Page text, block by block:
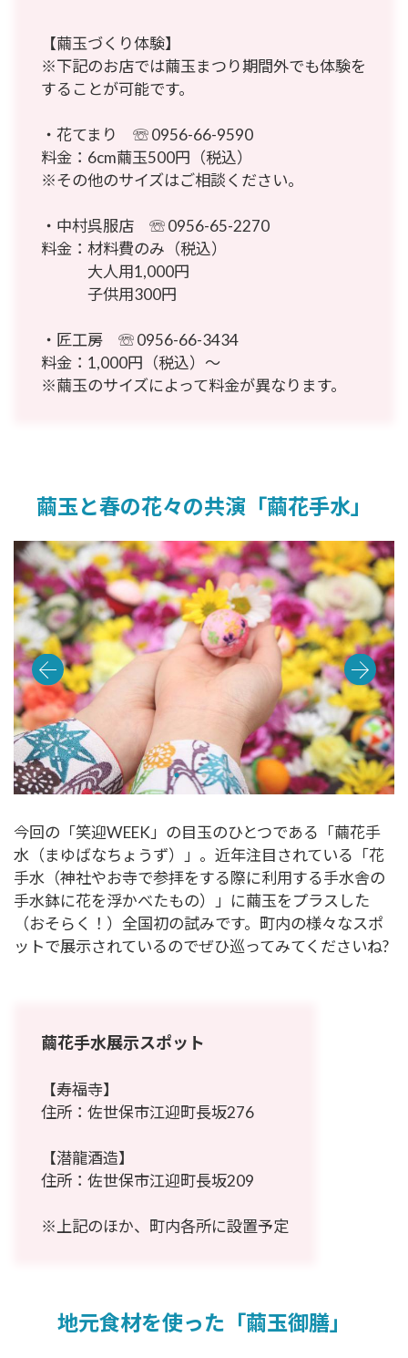
【繭玉づくり体験】
※下記のお店では繭玉まつり期間外でも体験を
することが可能です。
・花てまり ☏0956-66-9590
料金：6cm繭玉500円（税込）
※その他のサイズはご相談ください。
・中村呉服店 ☏0956-65-2270
料金：材料費のみ（税込）
大人用1,000円
子供用300円
・匠工房 ☏0956-66-3434
料金：1,000円（税込）～
※繭玉のサイズによって料金が異なります。
繭玉と春の花々の共演「繭花手水」
今回の「笑迎WEEK」の目玉のひとつである「繭花手
水（まゆばなちょうず）」。近年注目されている「花
手水（神社やお寺で参拝をする際に利用する手水舎の
手水鉢に花を浮かべたもの）」に繭玉をプラスした
（おそらく！）全国初の試みです。町内の様々なスポ
ットで展示されているのでぜひ巡ってみてくださいね?
繭花手水展示スポット
【寿福寺】
住所：佐世保市江迎町長坂276
【潜龍酒造】
住所：佐世保市江迎町長坂209
※上記のほか、町内各所に設置予定
地元食材を使った「繭玉御膳」